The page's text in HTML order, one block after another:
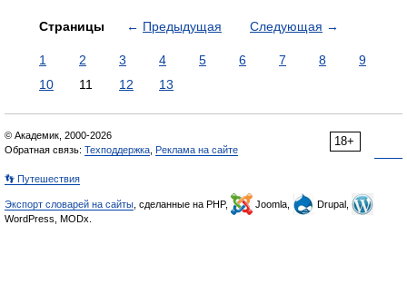
Страницы ← Предыдущая Следующая →
1 2 3 4 5 6 7 8
9
10
11 12 13
18+
© Академик, 2000-2026
Обратная связь: Техподдержка Реклама на сайте
👣 Путешествия
Экспорт словарей на сайты , сделанные на PHP, Joomla,
Drupal,
WordPress, MODx.